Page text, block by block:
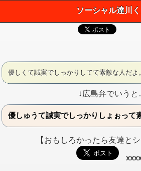
ソーシャル達川
優しくて誠実でしっかりしてて素敵な人だよ。
↓広島弁でいう
優しゅうて誠実でしっかりしょぉって
【おもしろかったら友達と